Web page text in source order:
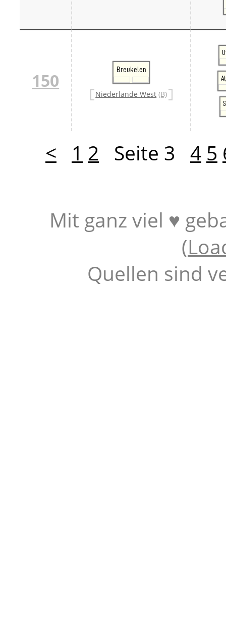
150
Breukelen
Niederlande West (B)
< 1 2 Seite 3 4 5
Mit ganz viel ♥
(
Quellen sind